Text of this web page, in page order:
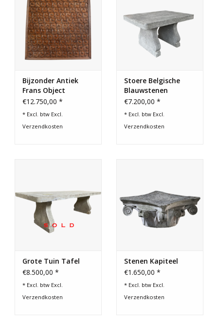
Bijzonder Antiek
Frans Object
€12.750,00 *
* Excl. btw Excl.
Verzendkosten
Stoere Belgische
Blauwstenen
Tuintafel
€7.200,00 *
* Excl. btw Excl.
Verzendkosten
Grote Tuin Tafel
€8.500,00 *
* Excl. btw Excl.
Verzendkosten
Stenen Kapiteel
€1.650,00 *
* Excl. btw Excl.
Verzendkosten